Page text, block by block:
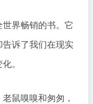
世界畅销的书。它
诉了我们在现实
。
鼠嗅嗅和匆匆，